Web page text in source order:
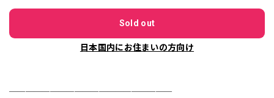
Sold out
日本国内にお住まいの方向け